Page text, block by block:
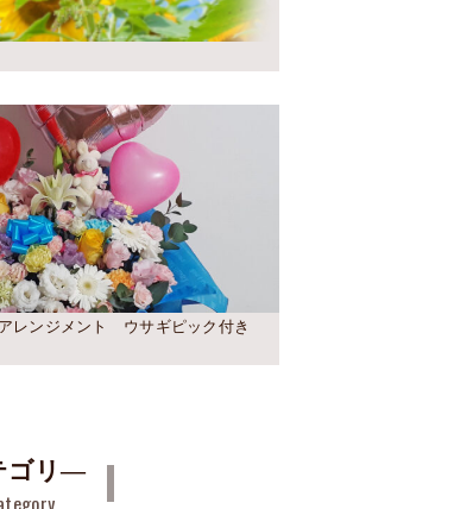
レンジメント ウサギピック付き
ゴリ―